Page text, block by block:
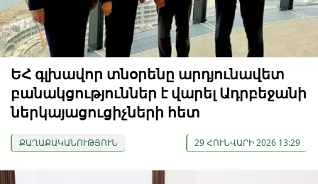
ԵՀ գլխավոր տնօրենը արդյունավետ
բանակցություններ է վարել Ադրբեջանի
ներկայացուցիչների հետ
ՔԱՂԱՔԱԿԱՆՈՒԹՅՈՒՆ 29 ՀՈՒՆՎԱՐԻ 2026 13:29